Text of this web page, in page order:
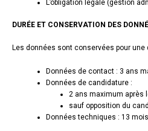
L’obligation légale (gestion
DURÉE ET CONSERVATION DES
Les données sont conservées pour une
Données de contact : 3 ans
Données de candidature :
2 ans maximum après
sauf opposition du
Données techniques : 13